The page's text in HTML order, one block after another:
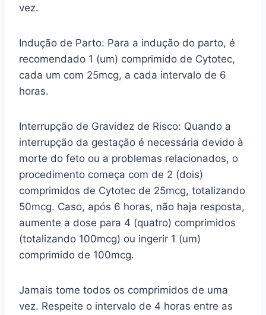
vez.
Indução de Parto: Para a indução do parto, é
recomendado 1 (um) comprimido de Cytotec,
cada um com 25mcg, a cada intervalo de 6
horas.
Interrupção de Gravidez de Risco: Quando a
interrupção da gestação é necessária devido à
morte do feto ou a problemas relacionados, o
procedimento começa com de 2 (dois)
comprimidos de Cytotec de 25mcg, totalizando
50mcg. Caso, após 6 horas, não haja resposta,
aumente a dose para 4 (quatro) comprimidos
(totalizando 100mcg) ou ingerir 1 (um)
comprimido de 100mcg.
Jamais tome todos os comprimidos de uma
vez. Respeite o intervalo de 4 horas entre as